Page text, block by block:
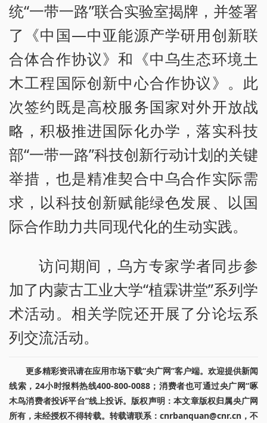
统“一带一路”联合实验室揭牌，并签署
了《中国—中亚能源产学研用创新联
合体合作协议》和《中乌生态环境土
木工程国际创新中心合作协议》。此
次签约既是高校服务国家对外开放战
略，积极推进国际化办学，落实科技
部“一带一路”科技创新行动计划的关键
举措，也是精准契合中乌合作实际需
求，以科技创新赋能绿色发展、以国
际合作助力共同现代化的生动实践。
访问期间，乌方专家学者同步参
加了内蒙古工业大学“植霖讲堂”系列学
术活动。相关学院还开展了分论坛系
列交流活动。
更多精彩资讯请在应用市场下载“央广网”客户端。欢迎提供新闻
线索，24小时报料热线400-800-0088；消费者也可通过央广网“啄
木鸟消费者投诉平台”线上投诉。版权声明：本文章版权归属央广网
所有，未经授权不得转载。转载请联系：cnrbanquan@cnr.cn，不